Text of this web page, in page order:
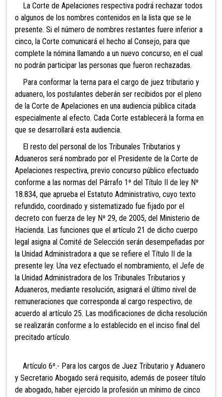
La Corte de Apelaciones respectiva podrá rechazar todos
o algunos de los nombres contenidos en la lista que se le
presente. Si el número de nombres restantes fuere inferior a
cinco, la Corte comunicará el hecho al Consejo, para que
complete la nómina llamando a un nuevo concurso, en el cual
no podrán participar las personas que fueron rechazadas.
Para conformar la terna para el cargo de juez tributario y
aduanero, los postulantes deberán ser recibidos por el pleno
de la Corte de Apelaciones en una audiencia pública citada
especialmente al efecto. Cada Corte establecerá la forma en
que se desarrollará esta audiencia.
El resto del personal de los Tribunales Tributarios y
Aduaneros será nombrado por el Presidente de la Corte de
Apelaciones respectiva, previo concurso público efectuado
conforme a las normas del Párrafo 1º del Título II de ley Nº
18.834, que aprueba el Estatuto Administrativo, cuyo texto
refundido, coordinado y sistematizado fue fijado por el
decreto con fuerza de ley Nº 29, de 2005, del Ministerio de
Hacienda. Las funciones que el artículo 21 de dicho cuerpo
legal asigna al Comité de Selección serán desempeñadas por
la Unidad Administradora a que se refiere el Título II de la
presente ley. Una vez efectuado el nombramiento, el Jefe de
la Unidad Administradora de los Tribunales Tributarios y
Aduaneros, mediante resolución, asignará el último nivel de
remuneraciones que corresponda al cargo respectivo, de
acuerdo al artículo 25. Las modificaciones de dicha resolución
se realizarán conforme a lo establecido en el inciso final del
precitado artículo.
Artículo 6º.- Para los cargos de Juez Tributario y Aduanero
y Secretario Abogado será requisito, además de poseer título
de abogado, haber ejercido la profesión un mínimo de cinco